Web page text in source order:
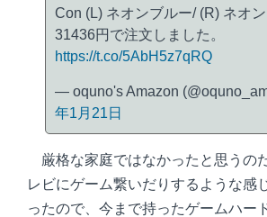
Con (L) ネオンブルー/ (R) ネオ
31436円で注文しました。
https://t.co/5AbH5z7qRQ
— oquno's Amazon
年1月21日
厳格な家庭ではなかったと思うの
レビにゲーム繋いだりするような感
ったので、今まで持ったゲームハー